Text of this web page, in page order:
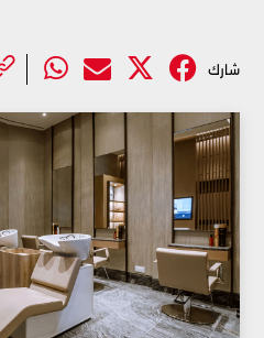
شارك